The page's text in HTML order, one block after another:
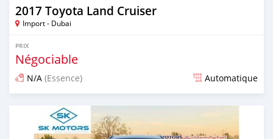
2017 Toyota Land Cruiser
Import - Dubai
PRIX
Négociable
N/A (Essence) Automatique
Publié il y a presque 6 ans